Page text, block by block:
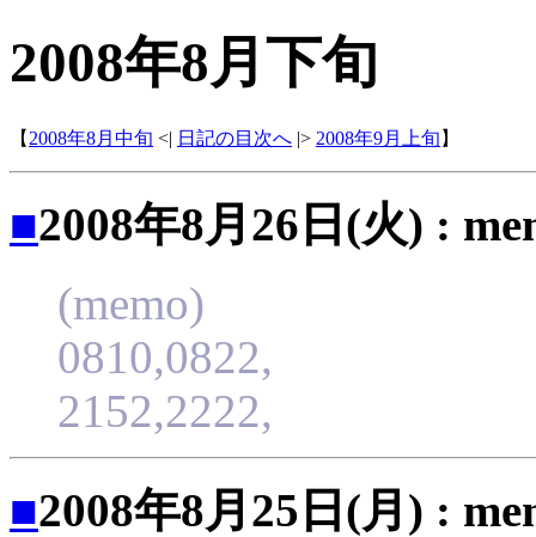
2008年8月下旬
【 2008年8月中旬 <| 日記の目次へ |> 2008年9月上旬 】
■2008年8月26日(火) :
(memo)
0810,0822,
2152,2222,
■2008年8月25日(月) :